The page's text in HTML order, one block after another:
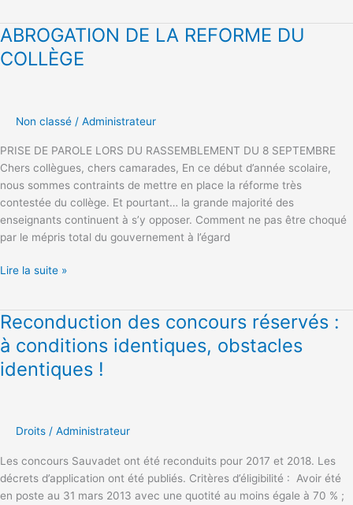
pas
ABROGATION DE LA REFORME DU
COLLÈGE
Non classé / Administrateur
PRISE DE PAROLE LORS DU RASSEMBLEMENT DU 8 SEPTEMBRE
Chers collègues, chers camarades, En ce début d’année scolaire,
nous sommes contraints de mettre en place la réforme très
contestée du collège. Et pourtant… la grande majorité des
enseignants continuent à s’y opposer. Comment ne pas être choqué
par le mépris total du gouvernement à l’égard
ABROGATION
DE
LA
COLLÈGE
Lire la suite »
Reconduction des concours réservés :
à conditions identiques, obstacles
identiques !
Droits / Administrateur
Les concours Sauvadet ont été reconduits pour 2017 et 2018. Les
décrets d’application ont été publiés. Critères d’éligibilité : Avoir été
en poste au 31 mars 2013 avec une quotité au moins égale à 70 % ;
Reconduction
des
concours
réservés
identiques,
obstacles
identiques
!